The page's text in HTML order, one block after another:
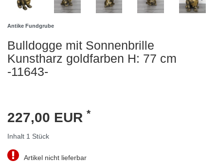
Antike Fundgrube
Bulldogge mit Sonnenbrille
Kunstharz goldfarben H: 77 cm
-11643-
227,00 EUR *
Inhalt 1 Stück
Artikel nicht lieferbar